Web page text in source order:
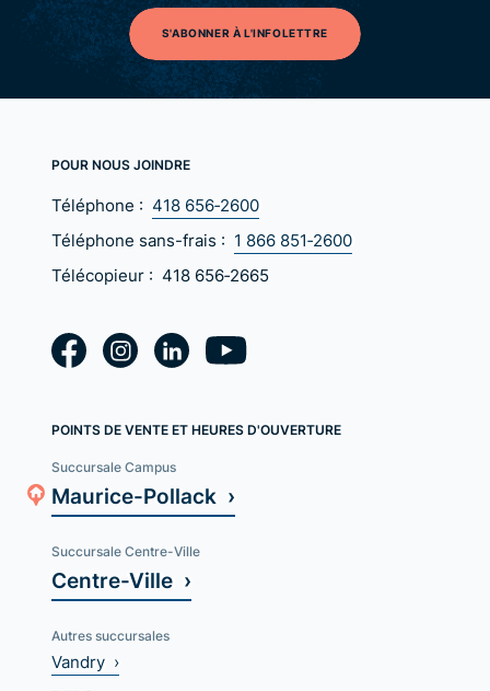
S'ABONNER À L'INFOLETTRE
POUR NOUS JOINDRE
Téléphone : 418 656‑2600
Téléphone sans-frais : 1 866 851‑2600
Télécopieur : 418 656‑2665
POINTS DE VENTE ET HEURES D'OUVERTURE
Succursale Campus
Maurice-Pollack ›
Succursale Centre-Ville
Centre-Ville ›
Autres succursales
Vandry ›